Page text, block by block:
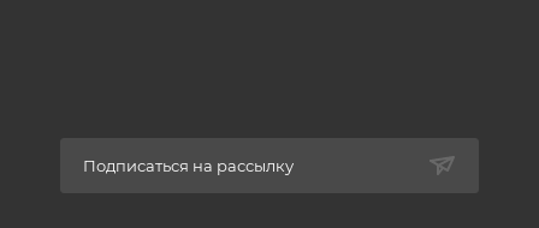
Подписаться на рассылку